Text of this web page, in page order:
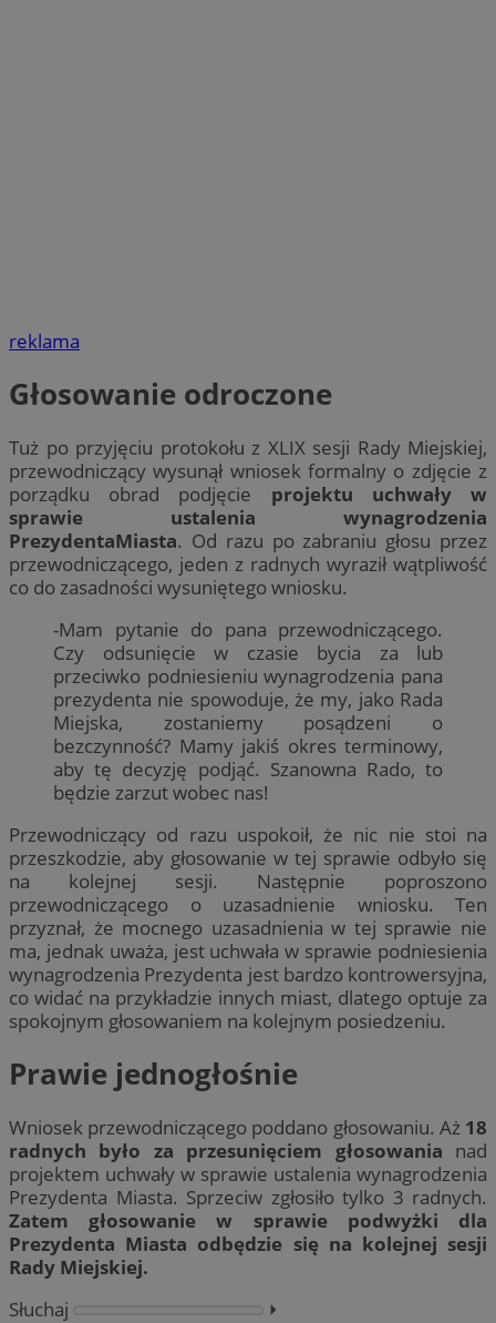
reklama
Głosowanie odroczone
Tuż po przyjęciu protokołu z XLIX sesji Rady Miejskiej,
przewodniczący wysunął wniosek formalny o zdjęcie z
porządku obrad podjęcie projektu uchwały w
sprawie ustalenia wynagrodzenia
PrezydentaMiasta. Od razu po zabraniu głosu przez
przewodniczącego, jeden z radnych wyraził wątpliwość
co do zasadności wysuniętego wniosku.
-Mam pytanie do pana przewodniczącego.
Czy odsunięcie w czasie bycia za lub
przeciwko podniesieniu wynagrodzenia pana
prezydenta nie spowoduje, że my, jako Rada
Miejska, zostaniemy posądzeni o
bezczynność? Mamy jakiś okres terminowy,
aby tę decyzję podjąć. Szanowna Rado, to
będzie zarzut wobec nas!
Przewodniczący od razu uspokoił, że nic nie stoi na
przeszkodzie, aby głosowanie w tej sprawie odbyło się
na kolejnej sesji. Następnie poproszono
przewodniczącego o uzasadnienie wniosku. Ten
przyznał, że mocnego uzasadnienia w tej sprawie nie
ma, jednak uważa, jest uchwała w sprawie podniesienia
wynagrodzenia Prezydenta jest bardzo kontrowersyjna,
co widać na przykładzie innych miast, dlatego optuje za
spokojnym głosowaniem na kolejnym posiedzeniu.
Prawie jednogłośnie
Wniosek przewodniczącego poddano głosowaniu. Aż 18
radnych było za przesunięciem głosowania nad
projektem uchwały w sprawie ustalenia wynagrodzenia
Prezydenta Miasta. Sprzeciw zgłosiło tylko 3 radnych.
Zatem głosowanie w sprawie podwyżki dla
Prezydenta Miasta odbędzie się na kolejnej sesji
Rady Miejskiej.
Słuchaj
⏵︎